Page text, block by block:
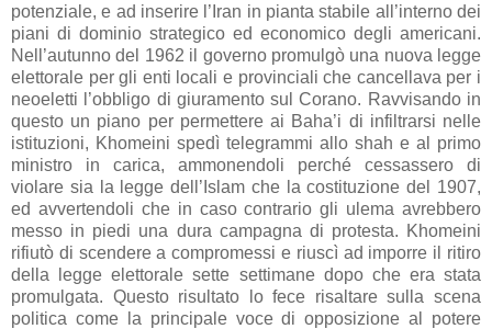
potenziale, e ad inserire l’Iran in pianta stabile all’interno dei
piani di dominio strategico ed economico degli americani.
Nell’autunno del 1962 il governo promulgò una nuova legge
elettorale per gli enti locali e provinciali che cancellava per i
neoeletti l’obbligo di giuramento sul Corano. Ravvisando in
questo un piano per permettere ai Baha’i di infiltrarsi nelle
istituzioni, Khomeini spedì telegrammi allo shah e al primo
ministro in carica, ammonendoli perché cessassero di
violare sia la legge dell’Islam che la costituzione del 1907,
ed avvertendoli che in caso contrario gli ulema avrebbero
messo in piedi una dura campagna di protesta. Khomeini
rifiutò di scendere a compromessi e riuscì ad imporre il ritiro
della legge elettorale sette settimane dopo che era stata
promulgata. Questo risultato lo fece risaltare sulla scena
politica come la principale voce di opposizione al potere